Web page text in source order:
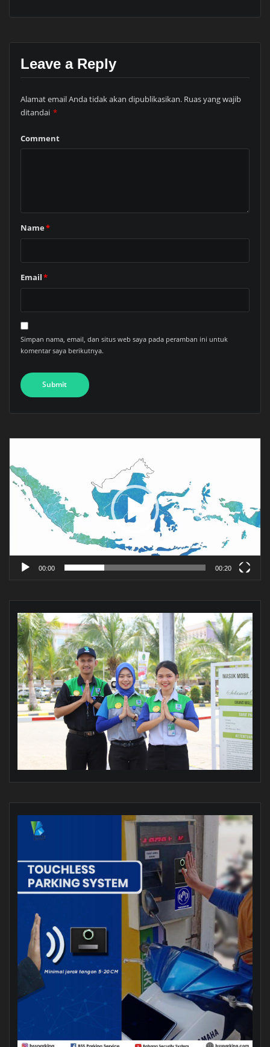
Leave a Reply
Alamat email Anda tidak akan dipublikasikan. Ruas yang wajib
ditandai *
Comment
Name*
Email*
Simpan nama, email, dan situs web saya pada peramban ini untuk
komentar saya berikutnya.
00:00 00:20